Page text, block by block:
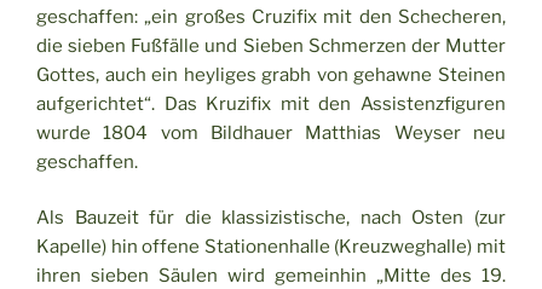
geschaffen: „ein großes Cruzifix mit den Schecheren,
die sieben Fußfälle und Sieben Schmerzen der Mutter
Gottes, auch ein heyliges grabh von gehawne Steinen
aufgerichtet“. Das Kruzifix mit den Assistenzfiguren
wurde 1804 vom Bildhauer Matthias Weyser neu
geschaffen.
Als Bauzeit für die klassizistische, nach Osten (zur
Kapelle) hin offene Stationenhalle (Kreuzweghalle) mit
ihren sieben Säulen wird gemeinhin „Mitte des 19.